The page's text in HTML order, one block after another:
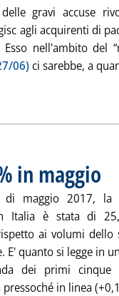
gravi accuse
agli acquirenti di
nell'ambito del
06)ci sarebbe, a
in maggio
di maggio 2017, la
Italia è stata di
ai volumi dello
E' quanto si legge in
dei primi
in linea